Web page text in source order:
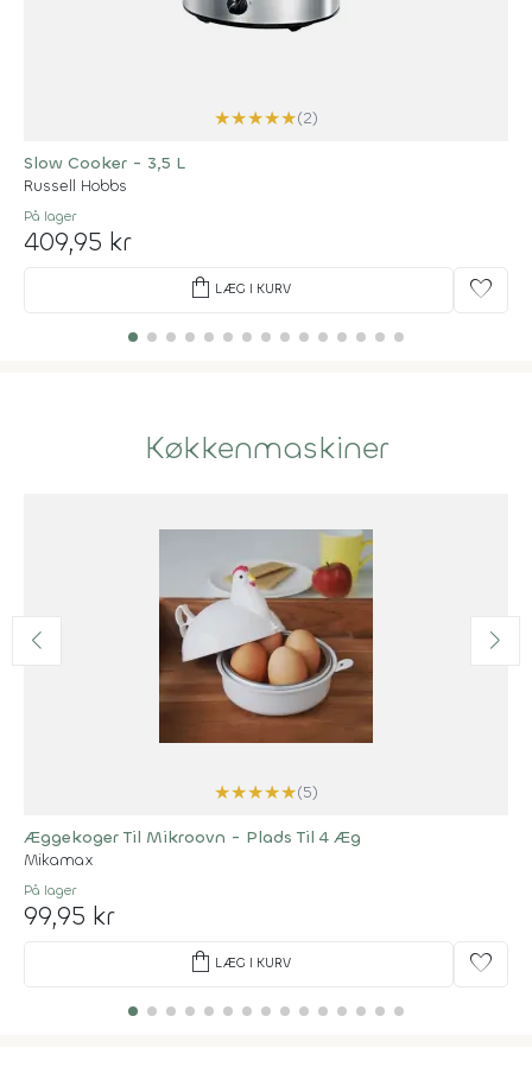
★★★★★(2)
Slow Cooker - 3,5 L
Russell Hobbs
På lager
409,95 kr
shopping_bag LÆG I KURV favorite
Køkkenmaskiner
★★★★★(5)
Æggekoger Til Mikroovn - Plads Til 4 Æg
Mikamax
På lager
99,95 kr
shopping_bag LÆG I KURV favorite